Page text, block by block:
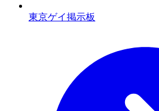
東京ゲイ掲示板